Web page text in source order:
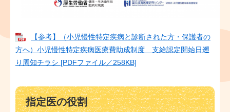
【参考】（小児慢性特定疾病と診断された方・保護者の
方へ）小児慢性特定疾病医療費助成制度 支給認定開始日遡
り周知チラシ [PDFファイル／258KB]
指定医の役割